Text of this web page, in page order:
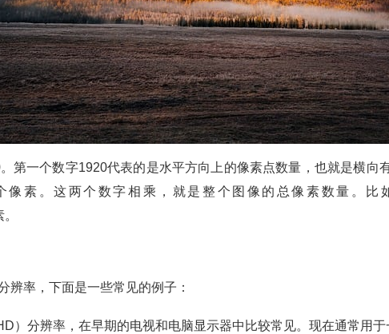
第一个数字1920代表的是水平方向上的像素点数量，也就是横向
素。这两个数字相乘，就是整个图像的总像素数量。比
辨率，下面是一些常见的例子：
）分辨率，在早期的电视和电脑显示器中比较常见。现在通常用于